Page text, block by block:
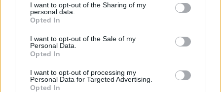
I want to opt-out of the Sharing of my
personal data.
Opted In
I want to opt-out of the Sale of my
Personal Data.
Opted In
I want to opt-out of processing my
Personal Data for Targeted Advertising.
Opted In